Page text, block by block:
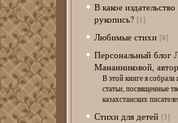
В какое
рукопись? [1]
Любимые стихи [8]
Персональный блог
Мананниковой,
В этой книге я
статьи, посвященные
казахстанских
Стихи для детей [3]